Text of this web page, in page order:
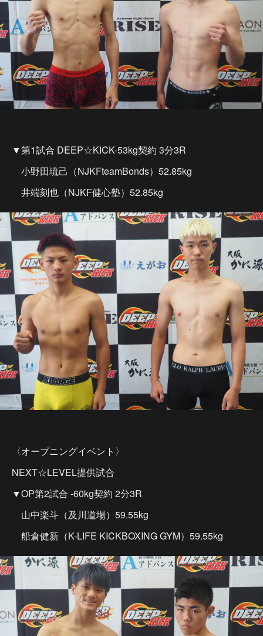
▼第1試合 DEEP☆KICK-53kg契約 3分3R
小野田琉己（NJKFteamBonds）52.85kg
井端刻也（NJKF健心塾）52.85kg
〈オープニングイベント〉
NEXT☆LEVEL提供試合
▼OP第2試合 -60kg契約 2分3R
山中楽斗（及川道場）59.55kg
船倉健新（K-LIFE KICKBOXING GYM）59.55kg